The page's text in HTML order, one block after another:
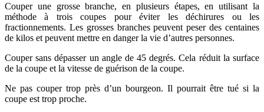
Couper une grosse branche, en plusieurs étapes, en utilisant la
méthode à trois coupes pour éviter les déchirures ou les
fractionnements. Les grosses branches peuvent peser des centaines
de kilos et peuvent mettre en danger la vie d’autres personnes.
Couper sans dépasser un angle de 45 degrés. Cela réduit la surface
de la coupe et la vitesse de guérison de la coupe.
Ne pas couper trop près d’un bourgeon. Il pourrait être tué si la
coupe est trop proche.